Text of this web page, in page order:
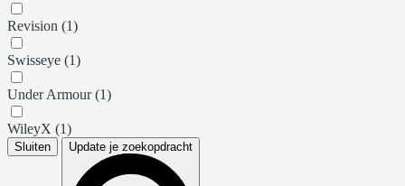
Revision (1)
Swisseye (1)
Under Armour (1)
WileyX (1)
Sluiten Update je zoekopdracht